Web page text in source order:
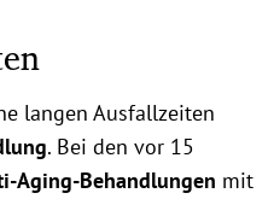
langen Ausfallzeiten
. Bei den vor 15
Aging-Behandlungen mit